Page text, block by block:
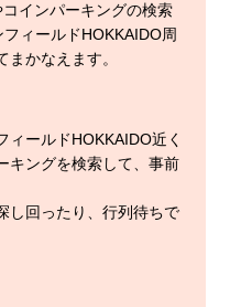
インパーキングの検索
ィールドHOKKAIDO周
かなえます。
ィールドHOKKAIDO近く
キングを検索して、事前
し回ったり、行列待ちで